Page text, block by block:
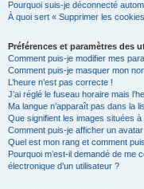
Pourquoi suis-je déconnecté
À quoi sert « Supprimer les
Préférences et paramètres des
Comment puis-je modifier mes
Comment puis-je masquer mon
L’heure n’est pas correcte !
J’ai réglé le fuseau horaire mais
Ma langue n’apparaît pas dans la
Que signifient les images situées à
Comment puis-je afficher un
Quel est mon rang et comment
Pourquoi m’est-il demandé de me
électronique d’un utilisateur ?